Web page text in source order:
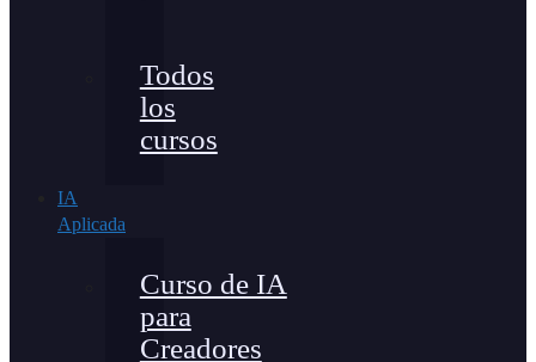
Todos
los
cursos
IA
Aplicada
Curso de IA
para
Creadores